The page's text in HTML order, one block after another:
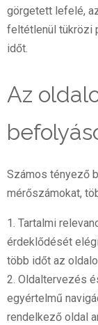
görgetett lefelé,
feltétlenül tükrözi
időt.
Az
Számos tényező
mérőszámokat,
1. Tartalmi
érdeklődését
több időt az
2. Oldaltervezés
egyértelmű
rendelkező oldal